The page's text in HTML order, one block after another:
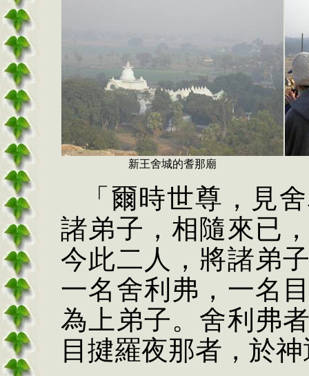
新王舍城的耆那廟
「爾時世尊，見
諸弟子，相隨來已
今此二人，將諸弟
一名舍利弗，一名
為上弟子。舍利弗
目揵羅夜那者，於